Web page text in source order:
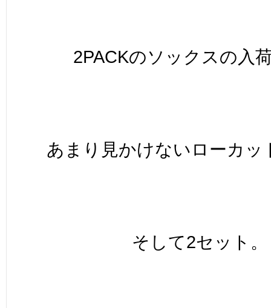
2PACKのソックスの入
あまり見かけないローカッ
そして2セット。